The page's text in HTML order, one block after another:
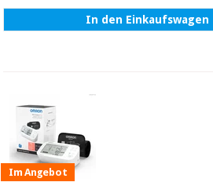
In den Einkaufswagen
Im Angebot